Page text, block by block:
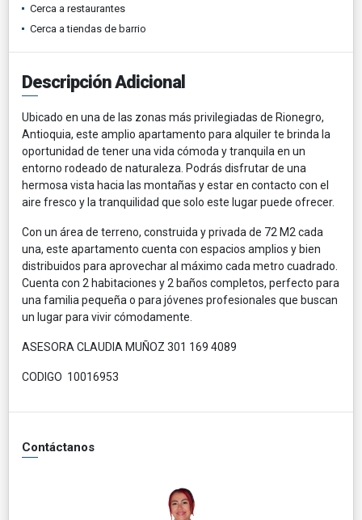
Cerca a restaurantes
Cerca a tiendas de barrio
Descripción Adicional
Ubicado en una de las zonas más privilegiadas de Rionegro,
Antioquia, este amplio apartamento para alquiler te brinda la
oportunidad de tener una vida cómoda y tranquila en un
entorno rodeado de naturaleza. Podrás disfrutar de una
hermosa vista hacia las montañas y estar en contacto con el
aire fresco y la tranquilidad que solo este lugar puede ofrecer.
Con un área de terreno, construida y privada de 72 M2 cada
una, este apartamento cuenta con espacios amplios y bien
distribuidos para aprovechar al máximo cada metro cuadrado.
Cuenta con 2 habitaciones y 2 baños completos, perfecto para
una familia pequeña o para jóvenes profesionales que buscan
un lugar para vivir cómodamente.
ASESORA CLAUDIA MUÑOZ 301 169 4089
CODIGO 10016953
Contáctanos